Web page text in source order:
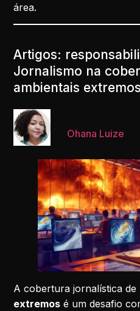
área.
Artigos:
Jornalismo na
ambientais extremos
Ohana Luize
A cobertura jornalística de
extremos é um desafio